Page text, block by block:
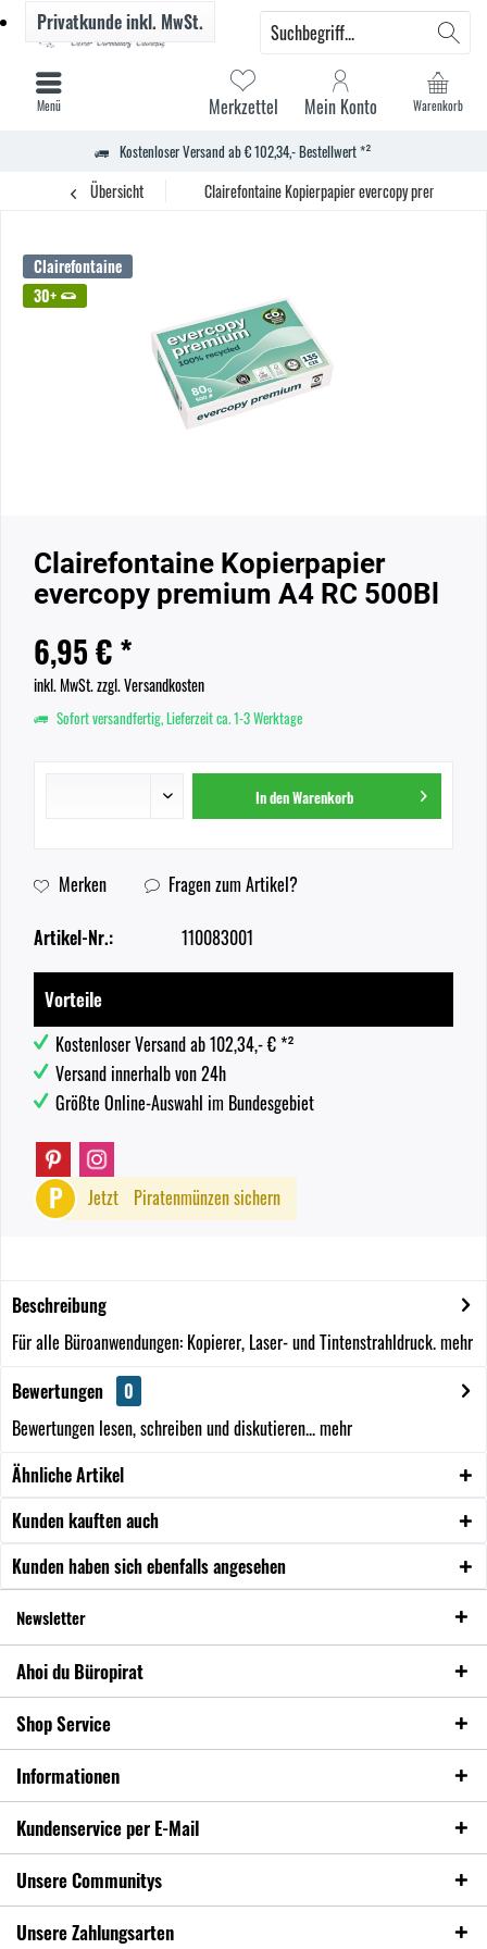
Kostenloser Versand ab € 102,34,- Bestellwert *²
Warenkorb
Merkzettel Mein Konto
Privatkundeinkl. MwSt.
Menü
Übersicht Clairefontaine Kopierpapier evercopy premium A4
Clairefontaine
30+
Clairefontaine Kopierpapier
evercopy premium A4 RC 500Bl
6,95 € *
inkl. MwSt.zzgl. Versandkosten
Sofort versandfertig, Lieferzeit ca. 1-3 Werktage
In denWarenkorb
Merken Fragen zum Artikel?
Artikel-Nr.: 110083001
Vorteile
Kostenloser Versand ab 102,34,- € *²
Versand innerhalb von 24h
Größte Online-Auswahl im Bundesgebiet
P Jetzt Piratenmünzen sichern
Beschreibung
Für alle Büroanwendungen: Kopierer, Laser- und Tintenstrahldruck.mehr
Bewertungen
0
Bewertungen lesen, schreiben und diskutieren...mehr
Ähnliche Artikel
Kunden kauften auch
Kunden haben sich ebenfalls angesehen
Newsletter
Ahoi du Büropirat
Shop Service
Informationen
Kundenservice per E-Mail
Unsere Communitys
Unsere Zahlungsarten